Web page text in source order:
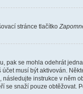
stránce tlačítko
se mohla odehrát
musí být aktivován.
instrukce v
se snaží pouze obtěžovat.